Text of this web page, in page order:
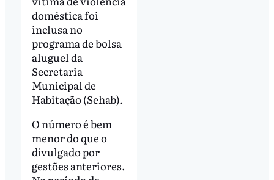
doméstica foi
inclusa no
programa de bolsa
aluguel da
Secretaria
Municipal de
Habitação (Sehab).
O número é bem
menor do que o
divulgado por
gestões anteriores.